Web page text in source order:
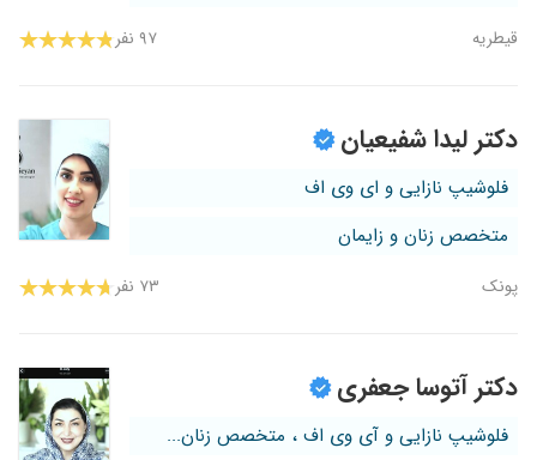
قیطریه ۹۷ نفر
دکتر لیدا شفیعیان
فلوشیپ نازایی و ای وی اف
متخصص زنان و زایمان
پونک ۷۳ نفر
دکتر آتوسا جعفری
فلوشیپ نازایی و آی وی اف ، متخصص زنان...